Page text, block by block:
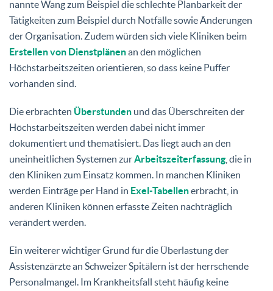
nannte Wang zum Beispiel die schlechte Planbarkeit der
Tätigkeiten zum Beispiel durch Notfälle sowie Änderungen
der Organisation. Zudem würden sich viele Kliniken beim
Erstellen von Dienstplänenan den möglichen
Höchstarbeitszeiten orientieren, so dass keine Puffer
vorhanden sind.
Die erbrachten Überstunden und das Überschreiten der
Höchstarbeitszeiten werden dabei nicht immer
dokumentiert und thematisiert. Das liegt auch an den
uneinheitlichen Systemen zurArbeitszeiterfassung, die in
den Kliniken zum Einsatz kommen. In manchen Kliniken
werden Einträge per Hand in Exel-Tabellenerbracht, in
anderen Kliniken können erfasste Zeiten nachträglich
verändert werden.
Ein weiterer wichtiger Grund für die Überlastung der
Assistenzärzte an Schweizer Spitälern ist der herrschende
Personalmangel. Im Krankheitsfall steht häufig keine